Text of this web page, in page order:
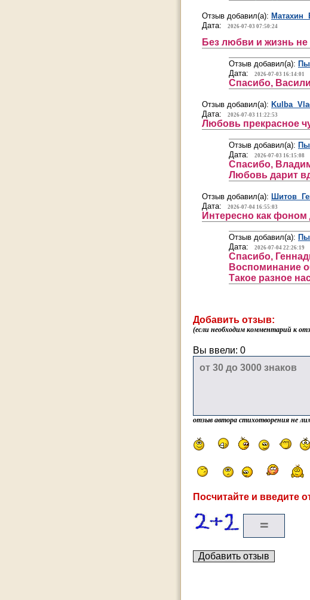
Отзыв добавил(а): Матахин
Дата:
2026-07-03 07:50:24
Без любви и жизнь
Отзыв добавил(а):
Дата:
2026-07-03 16:14:01
Спасибо,
Отзыв добавил(а): Kulba
Дата:
2026-07-03 11:22:53
Любовь прекрасное
Отзыв добавил(а):
Дата:
2026-07-03 16:15:08
Спасибо,
Любовь дарит
Отзыв добавил(а): Шитов
Дата:
2026-07-04 16:55:03
Интересно как
Отзыв добавил(а):
Дата:
2026-07-04 22:26:19
Спасибо,
Воспоминание
Такое разное
Добавить отзыв:
(если необходим комментарий к
Вы ввели: 0
отзыв автора стихотворения не
Посчитайте и введите